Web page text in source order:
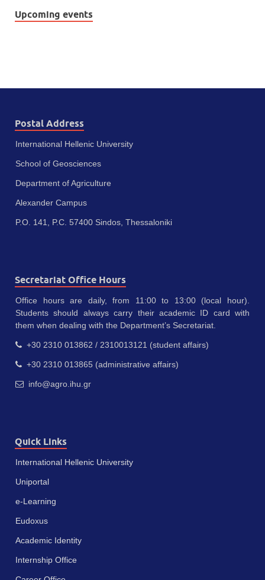
Upcoming events
Postal Address
International Hellenic University
School of Geosciences
Department of Agriculture
Alexander Campus
P.O. 141, P.C. 57400 Sindos, Thessaloniki
Secretariat Office Hours
Office hours are daily, from 11:00 to 13:00 (local hour).
Students should always carry their academic ID card with
them when dealing with the Department’s Secretariat.
+30 2310 013862 / 2310013121 (student affairs)
+30 2310 013865 (administrative affairs)
info@agro.ihu.gr
Quick Links
International Hellenic University
Uniportal
e-Learning
Eudoxus
Academic Identity
Internship Office